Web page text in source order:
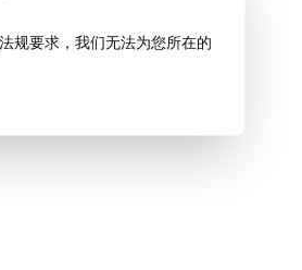
规要求，我们无法为您所在的